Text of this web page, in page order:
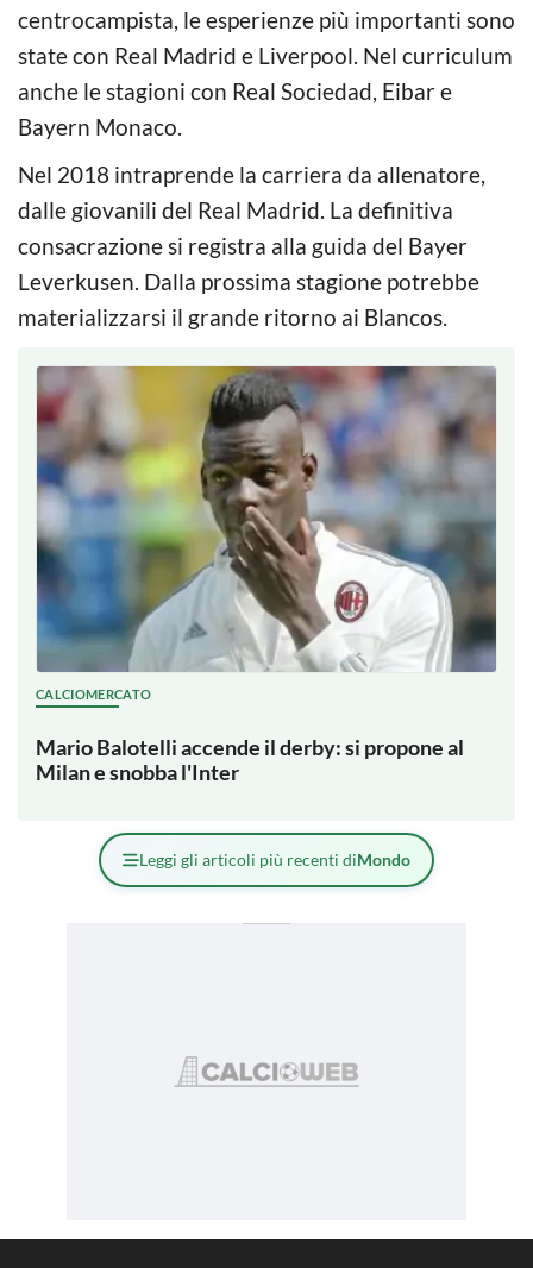
centrocampista, le esperienze più importanti sono
state con Real Madrid e Liverpool. Nel curriculum
anche le stagioni con Real Sociedad, Eibar e
Bayern Monaco.
Nel 2018 intraprende la carriera da allenatore,
dalle giovanili del Real Madrid. La definitiva
consacrazione si registra alla guida del Bayer
Leverkusen. Dalla prossima stagione potrebbe
materializzarsi il grande ritorno ai Blancos.
CALCIOMERCATO
Mario Balotelli accende il derby: si propone al
Milan e snobba l'Inter
Leggi gli articoli più recenti diMondo